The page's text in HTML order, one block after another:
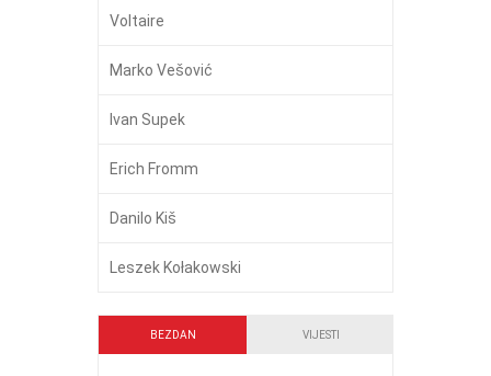
Voltaire
Marko Vešović
Ivan Supek
Erich Fromm
Danilo Kiš
Leszek Kołakowski
BEZDAN VIJESTI